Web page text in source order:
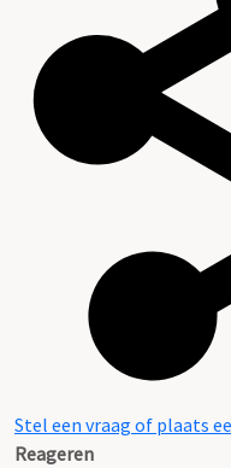
Stel een vraag of plaats
Reageren